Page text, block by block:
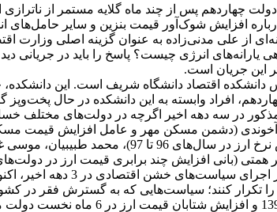
چهاردهم پس از چند ماه گلایه مستمر از ناترازی
افزایش شوک‌آور قیمت بنزین و سایر
از علی مدنی‌زاده به عنوان گزینه اصلی وزارت
این جریان است.
دانشکده اقتصاد دانشگاه شریف است. این دانشکده،
افراد وابسته به این دانشکده در حال
در سه دهه اخیر اگرچه در دولت‌های مختلف
آخوندی (دشمن مسکن مهر و عامل افزایش قیمت
روحانی و مسببان جهش نرخ ارز
با بدنامی این
تکرار کنند؛ سیاست‌هایی که به گسترش فقر در